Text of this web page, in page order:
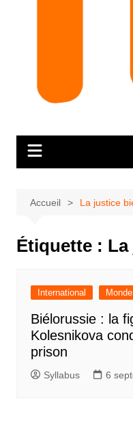
Accueil La justice
Étiquette :
International Monde
Biélorussie : la
Kolesnikova
prison
Syllabus 6